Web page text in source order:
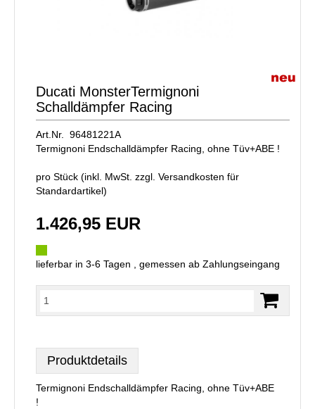
Ducati MonsterTermignoni
Schalldämpfer Racing
Art.Nr. 96481221A
Termignoni Endschalldämpfer Racing, ohne Tüv+ABE !
pro Stück (inkl. MwSt. zzgl. Versandkosten für
Standardartikel)
1.426,95 EUR
lieferbar in 3-6 Tagen , gemessen ab Zahlungseingang
Produktdetails
Termignoni Endschalldämpfer Racing, ohne Tüv+ABE
!